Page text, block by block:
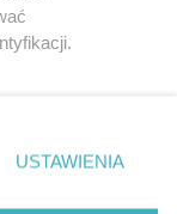
prywatności
. Niektóre
USTAWIENIA